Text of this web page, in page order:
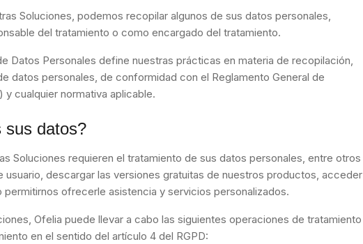
Soluciones, podemos recopilar algunos de sus datos personales,
del tratamiento o como encargado del tratamiento.
Datos Personales define nuestras prácticas en materia de recopilación,
datos personales, de conformidad con el Reglamento General de
cualquier normativa aplicable.
sus datos?
Soluciones requieren el tratamiento de sus datos personales, entre otros
usuario, descargar las versiones gratuitas de nuestros productos, acceder
ofrecerle asistencia y servicios personalizados.
Ofelia puede llevar a cabo las siguientes operaciones de tratamiento
en el sentido del artículo 4 del RGPD: